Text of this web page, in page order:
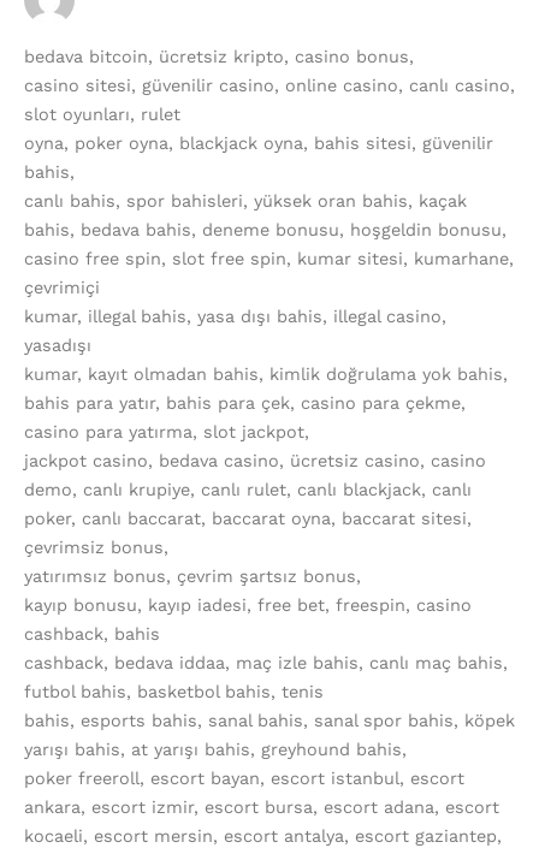
bedava bitcoin, ücretsiz kripto, casino bonus,
casino sitesi, güvenilir casino, online casino, canlı casino,
slot oyunları, rulet
oyna, poker oyna, blackjack oyna, bahis sitesi, güvenilir
bahis,
canlı bahis, spor bahisleri, yüksek oran bahis, kaçak
bahis, bedava bahis, deneme bonusu, hoşgeldin bonusu,
casino free spin, slot free spin, kumar sitesi, kumarhane,
çevrimiçi
kumar, illegal bahis, yasa dışı bahis, illegal casino,
yasadışı
kumar, kayıt olmadan bahis, kimlik doğrulama yok bahis,
bahis para yatır, bahis para çek, casino para çekme,
casino para yatırma, slot jackpot,
jackpot casino, bedava casino, ücretsiz casino, casino
demo, canlı krupiye, canlı rulet, canlı blackjack, canlı
poker, canlı baccarat, baccarat oyna, baccarat sitesi,
çevrimsiz bonus,
yatırımsız bonus, çevrim şartsız bonus,
kayıp bonusu, kayıp iadesi, free bet, freespin, casino
cashback, bahis
cashback, bedava iddaa, maç izle bahis, canlı maç bahis,
futbol bahis, basketbol bahis, tenis
bahis, esports bahis, sanal bahis, sanal spor bahis, köpek
yarışı bahis, at yarışı bahis, greyhound bahis,
poker freeroll, escort bayan, escort istanbul, escort
ankara, escort izmir, escort bursa, escort adana, escort
kocaeli, escort mersin, escort antalya, escort gaziantep,